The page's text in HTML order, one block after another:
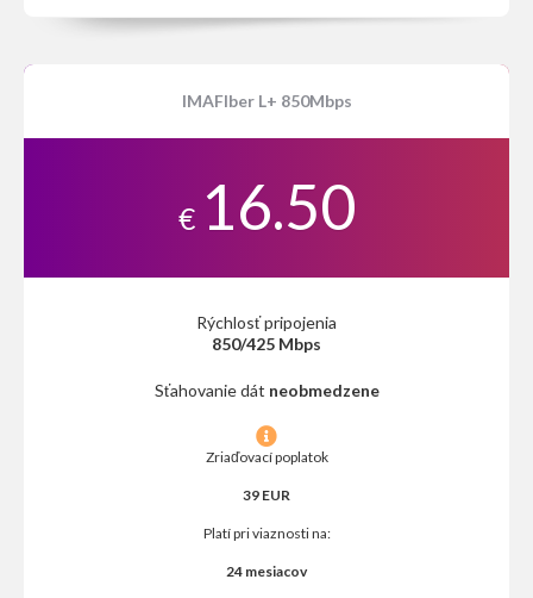
IMAFIber L+ 850Mbps
€ 16.50
Rýchlosť pripojenia
850/425 Mbps
Sťahovanie dát neobmedzene
Zriaďovací poplatok
39 EUR
Platí pri viaznosti na:
24 mesiacov